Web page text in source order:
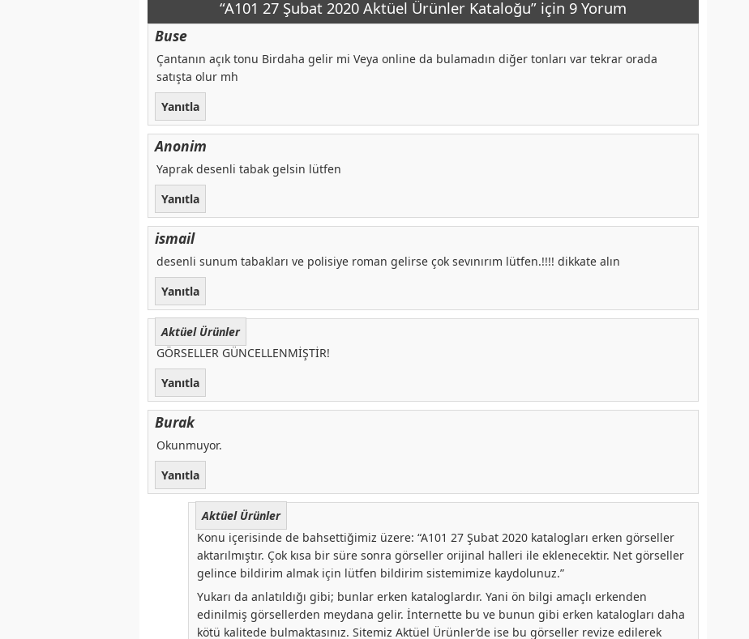
“A101 27 Şubat 2020 Aktüel Ürünler Kataloğu” için 9 Yorum
Buse
Çantanın açık tonu Birdaha gelir mi Veya online da bulamadın diğer tonları var tekrar orada
satışta olur mh
Yanıtla
Anonim
Yaprak desenli tabak gelsin lütfen
Yanıtla
ismail
desenli sunum tabakları ve polisiye roman gelirse çok sevınırım lütfen.!!!! dikkate alın
Yanıtla
Aktüel Ürünler
GÖRSELLER GÜNCELLENMİŞTİR!
Yanıtla
Burak
Okunmuyor.
Yanıtla
Aktüel Ürünler
Konu içerisinde de bahsettiğimiz üzere: “A101 27 Şubat 2020 katalogları erken görseller
aktarılmıştır. Çok kısa bir süre sonra görseller orijinal halleri ile eklenecektir. Net görseller
gelince bildirim almak için lütfen bildirim sistemimize kaydolunuz.”
Yukarı da anlatıldığı gibi; bunlar erken kataloglardır. Yani ön bilgi amaçlı erkenden
edinilmiş görsellerden meydana gelir. İnternette bu ve bunun gibi erken katalogları daha
kötü kalitede bulmaktasınız. Sitemiz Aktüel Ürünler’de ise bu görseller revize edilerek